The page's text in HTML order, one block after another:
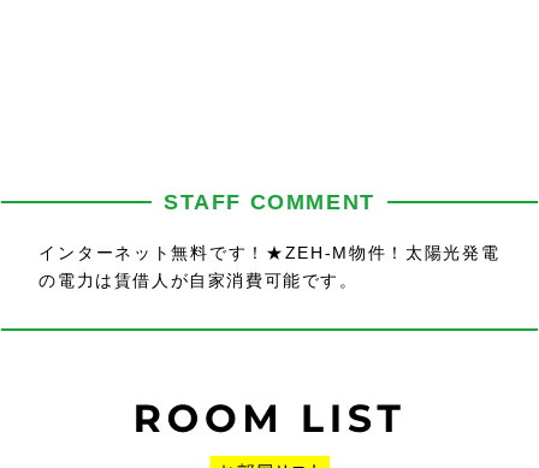
STAFF COMMENT
インターネット無料です！★ZEH-M物件！太陽光発電
の電力は賃借人が自家消費可能です。